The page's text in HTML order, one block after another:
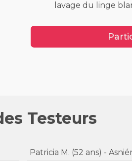
lavage du linge
Testeurs
Patricia M. (52